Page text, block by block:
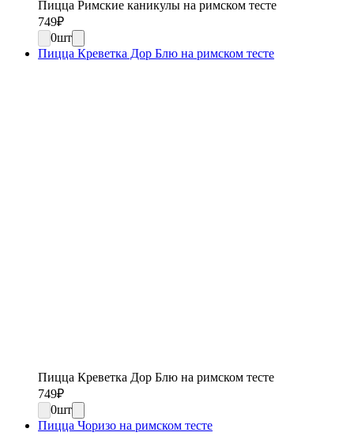
Пицца Римские каникулы на римском тесте
749₽
0шт
Пицца Креветка Дор Блю на римском тесте
Пицца Креветка Дор Блю на римском тесте
749₽
0шт
Пицца Чоризо на римском тесте